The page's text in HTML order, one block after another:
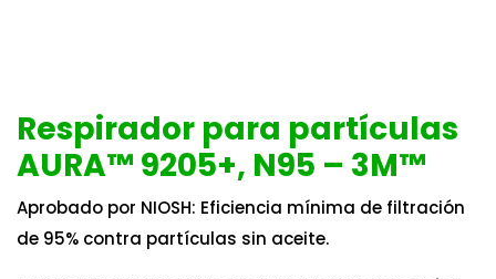
Respirador para partículas
AURA™ 9205+, N95 – 3M™
Aprobado por NIOSH: Eficiencia mínima de filtración
de 95% contra partículas sin aceite.